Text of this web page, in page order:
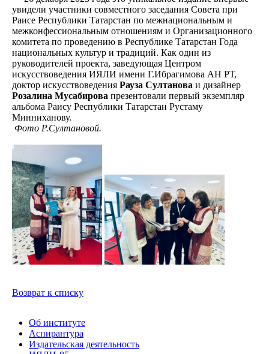
увидели участники совместного заседания Совета при
Раисе Республики Татарстан по межнациональным и
межконфессиональным отношениям и Организационного
комитета по проведению в Республике Татарстан Года
национальных культур и традиций. Как один из
руководителей проекта, заведующая Центром
искусствоведения ИЯЛИ имени Г.Ибрагимова АН РТ,
доктор искусствоведения Рауза Султанова и дизайнер
Розалина Мусабирова презентовали первый экземпляр
альбома Раису Республики Татарстан Рустаму
Минниханову.
Фото Р.Султановой.
Возврат к списку
Об институте
Аспирантура
Издательская деятельность